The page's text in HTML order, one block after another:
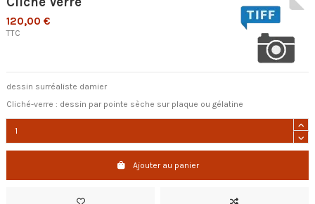
120,00 €
TTC
dessin surréaliste damier
Cliché-verre : dessin par pointe sèche sur plaque ou gélatine
Ajouter au panier